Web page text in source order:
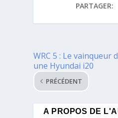
PARTAGER:
WRC 5 : Le vainqueur
une Hyundai i20
PRÉCÉDENT
A PROPOS DE